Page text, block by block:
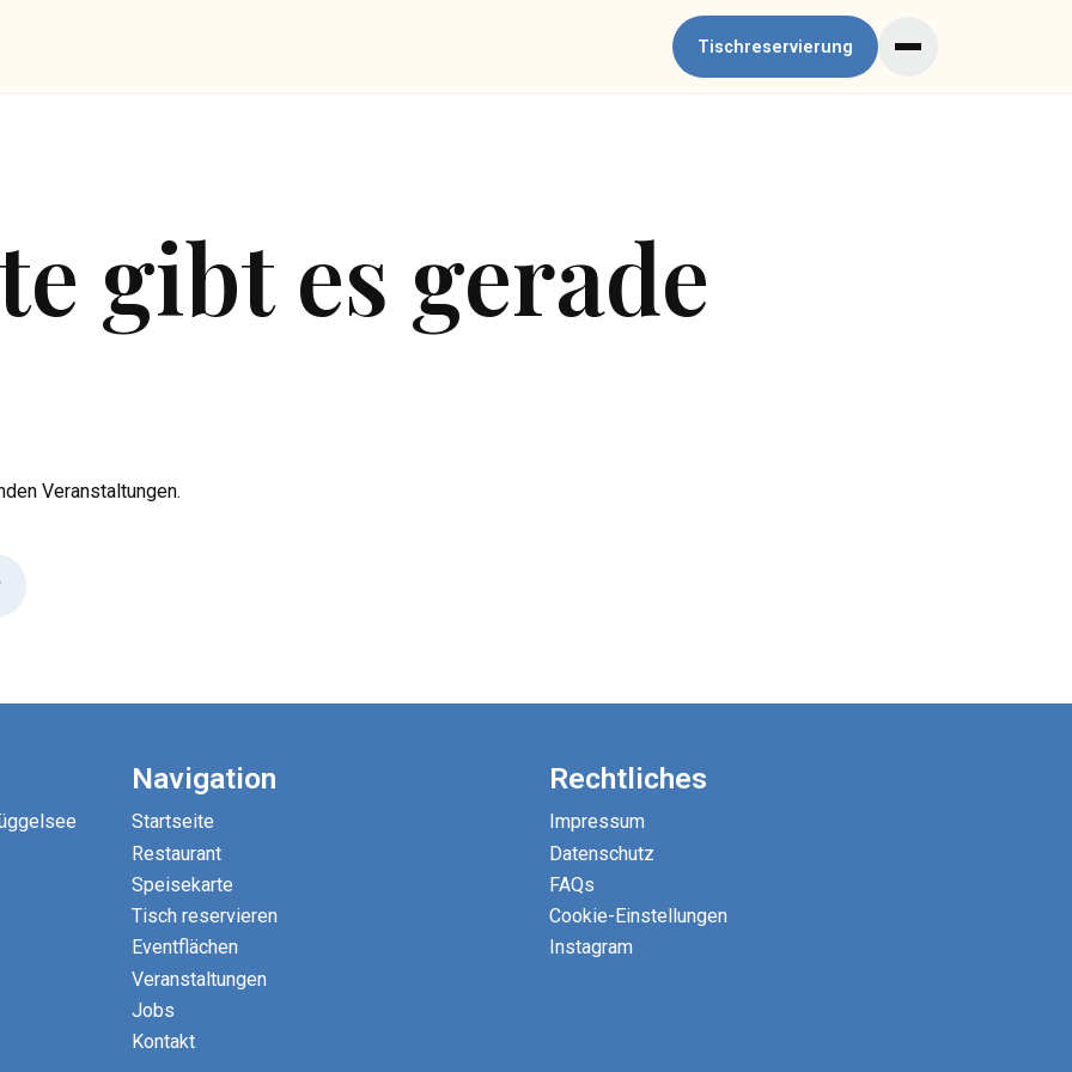
Tischreservierung
gibt es gerade
Veranstaltungen.
Navigation
Startseite
Restaurant
Speisekarte
Tisch reservieren
Eventflächen
Veranstaltungen
Jobs
Kontakt
Rechtliches
Impressum
Datenschutz
FAQs
Cookie-Einstellungen
Instagram